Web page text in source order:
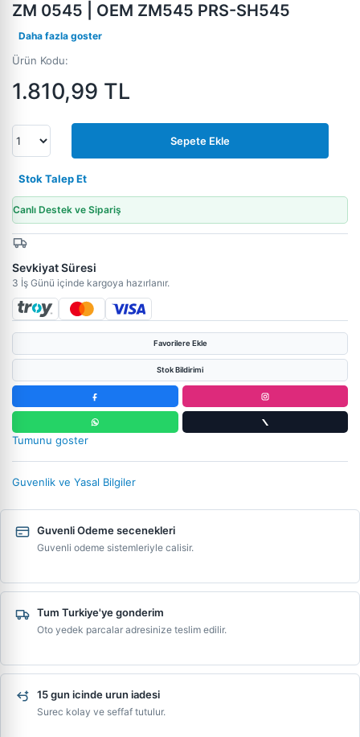
ZM 0545 | OEM ZM545 PRS-SH545
Daha fazla goster
Ürün Kodu:
1.810,99 TL
Sepete Ekle
Stok Talep Et
Canlı Destek ve Sipariş
Sevkiyat Süresi
3 İş Günü içinde kargoya hazırlanır.
Favorilere Ekle
Stok Bildirimi
Tumunu goster
Guvenlik ve Yasal Bilgiler
Guvenli Odeme secenekleri
Guvenli odeme sistemleriyle calisir.
Tum Turkiye'ye gonderim
Oto yedek parcalar adresinize teslim edilir.
15 gun icinde urun iadesi
Surec kolay ve seffaf tutulur.